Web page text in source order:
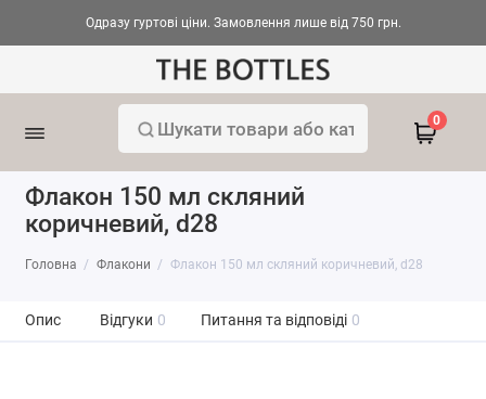
Одразу гуртові ціни. Замовлення лише від 750 грн.
0
Флакон 150 мл скляний
коричневий, d28
Головна Флакони Флакон 150 мл скляний коричневий, d28
Опис Відгуки 0 Питання та відповіді 0